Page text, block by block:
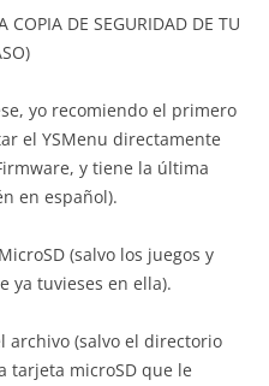
COPIA DE SEGURIDAD DE TU
yo recomiendo el primero
el YSMenu directamente
y tiene la última
en español).
(salvo los juegos y
ya tuvieses en ella).
archivo (salvo el directorio
tarjeta microSD que le